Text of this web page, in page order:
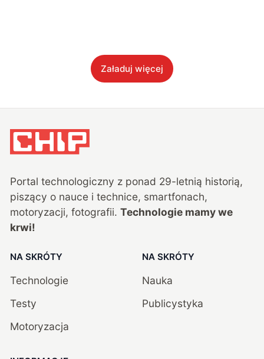
Załaduj więcej
Portal technologiczny z ponad 29-letnią historią,
piszący o nauce i technice, smartfonach,
motoryzacji, fotografii. Technologie mamy we
krwi!
NA SKRÓTY
Technologie
Testy
Motoryzacja
NA SKRÓTY
Nauka
Publicystyka